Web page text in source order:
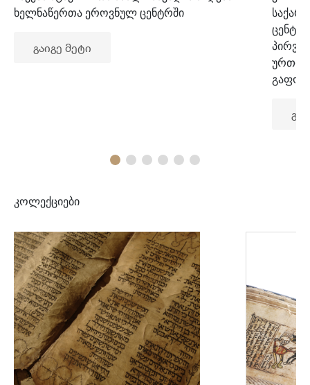
ხელნაწერთა ეროვნულ ცენტრში
გაიგე მეტი
კოლექციები